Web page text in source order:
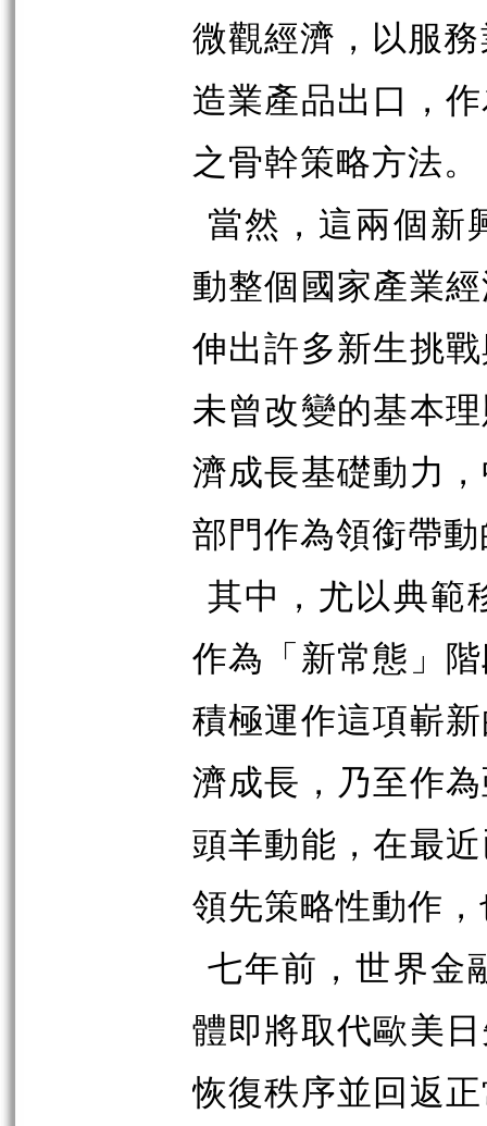
微觀經濟，以服
造業產品出口，
之骨幹策略方法。
當然，這兩個新
動整個國家產業
伸出許多新生挑
未曾改變的基本
濟成長基礎動力
部門作為領銜帶
其中，尤以典範
作為「新常態」
積極運作這項嶄
濟成長，乃至作
頭羊動能，在最
領先策略性動作
七年前，世界金
體即將取代歐美
恢復秩序並回返